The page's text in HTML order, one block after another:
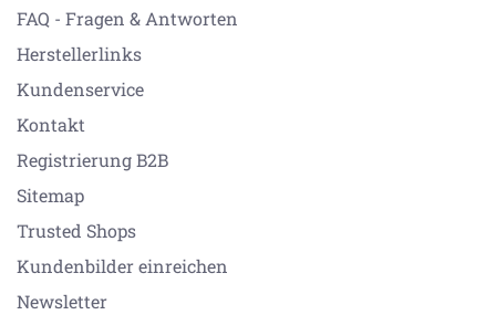
FAQ - Fragen & Antworten
Herstellerlinks
Kundenservice
Kontakt
Registrierung B2B
Sitemap
Trusted Shops
Kundenbilder einreichen
Newsletter